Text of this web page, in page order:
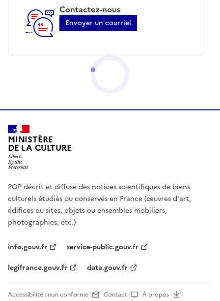
Contactez-nous
Envoyer un courriel
MINISTÈRE
DE LA CULTURE
POP décrit et diffuse des notices scientifiques de biens
culturels étudiés ou conservés en France (œuvres d'art,
édifices ou sites, objets ou ensembles mobiliers,
photographies, etc.)
info.gouv.fr
service-public.gouv.fr
legifrance.gouv.fr
data.gouv.fr
Accessibilité : non conforme Contact À propos